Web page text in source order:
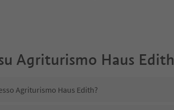
Agriturismo Haus Edith
Agriturismo Haus Edith?